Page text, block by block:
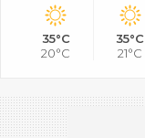
35°C
20°C
35°C
21°C